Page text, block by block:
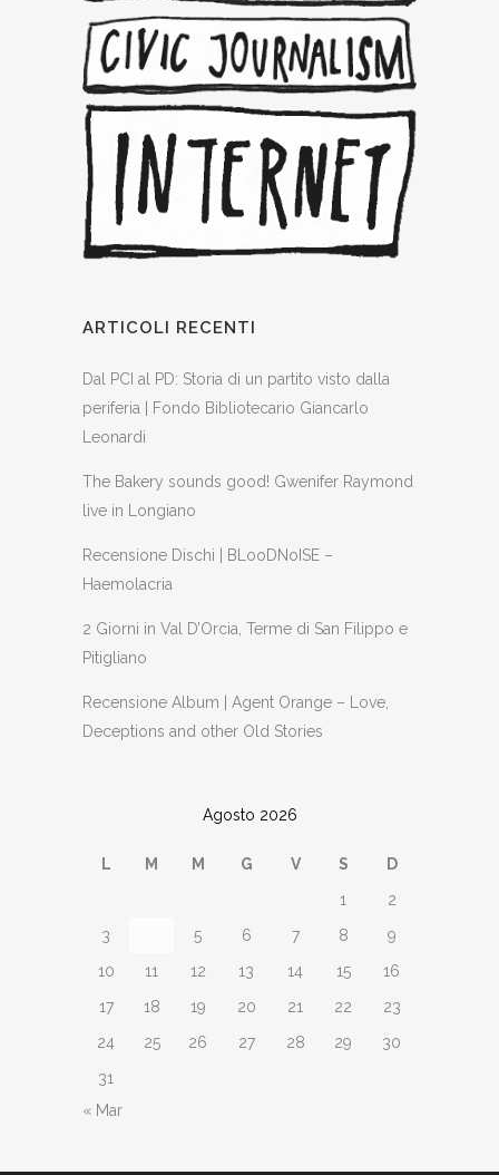
ARTICOLI RECENTI
Dal PCI al PD: Storia di un partito visto dalla
periferia | Fondo Bibliotecario Giancarlo
Leonardi
The Bakery sounds good! Gwenifer Raymond
live in Longiano
Recensione Dischi | BLooDNoISE –
Haemolacria
2 Giorni in Val D’Orcia, Terme di San Filippo e
Pitigliano
Recensione Album | Agent Orange – Love,
Deceptions and other Old Stories
Agosto 2026
L M M G V S
D
1
2
3
5 6 7 8
9
10
11 12 13 14 15
16
17
18 19 20 21 22
23
24
25 26 27 28 29
30
31
« Mar